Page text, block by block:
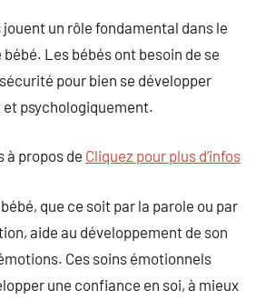
un rôle fondamental dans le
Les bébés ont besoin de se
pour bien se développer
psychologiquement.
à propos de Cliquez pour plus d’infos
que ce soit par la parole ou par
aide au développement de son
Ces soins émotionnels
une confiance en soi, à mieux